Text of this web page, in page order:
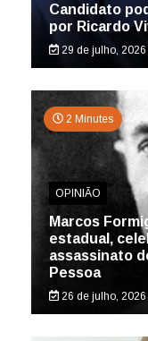
Candidato
por Ricardo
29 de julho, 2026
2 Minutes
OPINIÃO
Marcos
estadual,
assassinato
Pessoa
26 de julho, 2026